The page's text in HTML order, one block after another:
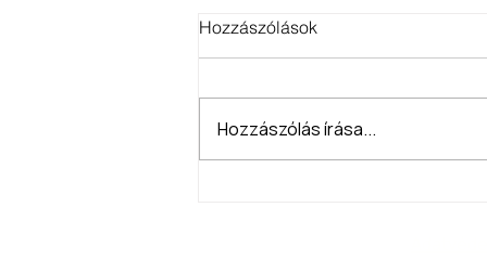
Kiállítás meghívó!
Hozzászólások
Hozzászólás írása...